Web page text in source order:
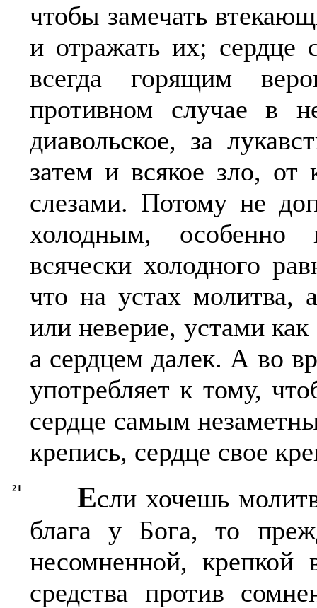
чтобы замечать
и отражать их; сердце
всегда горящим
противном случае в
диавольское, за
затем и всякое зло, от
слезами. Потому не
холодным,
всячески холодного
что на устах молитва,
или неверие, устами
а сердцем далек. А во
употребляет к тому,
сердце самым
крепись, сердце свое
21 Если хочешь
блага у Бога, то
несомненной, крепкой
средства против